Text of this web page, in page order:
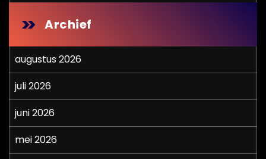
Archief
augustus 2026
juli 2026
juni 2026
mei 2026